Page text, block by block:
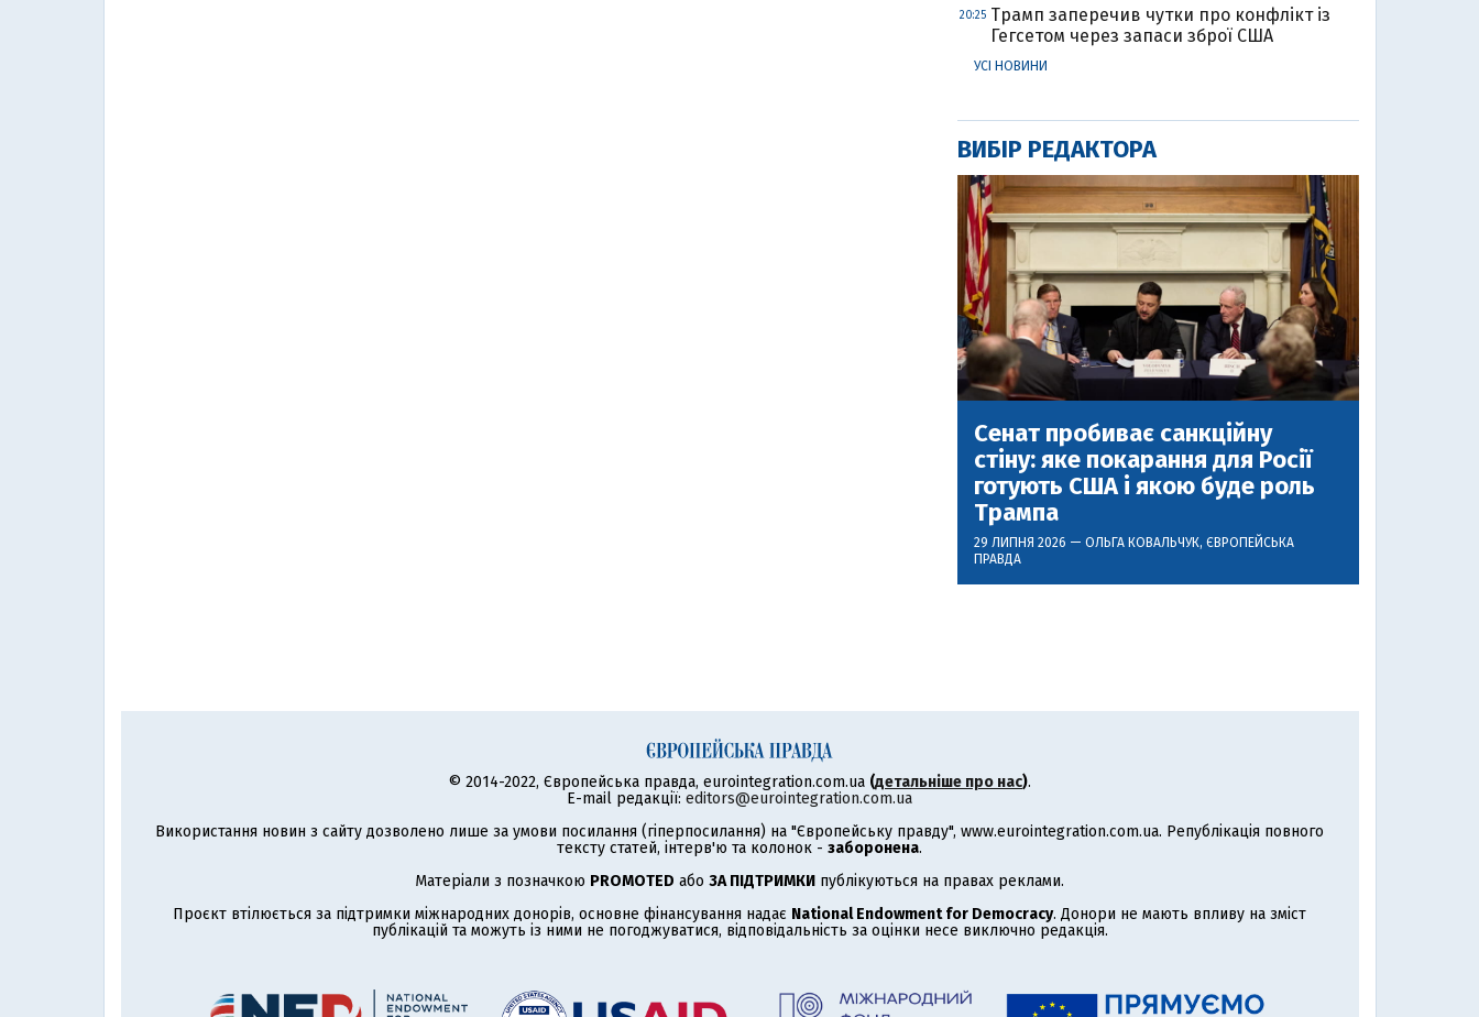
20:25 Трамп заперечив чутки про конфлікт із
Гегсетом через запаси зброї США
УСІ НОВИНИ
ВИБІР РЕДАКТОРА
Сенат пробиває санкційну
стіну: яке покарання для Росії
готують США і якою буде роль
Трампа
29 ЛИПНЯ 2026 — ОЛЬГА КОВАЛЬЧУК, ЄВРОПЕЙСЬКА
ПРАВДА
© 2014-2022, Європейська правда, eurointegration.com.ua (детальніше про нас).
E-mail редакції: editors@eurointegration.com.ua
Використання новин з сайту дозволено лише за умови посилання (гіперпосилання) на "Європейську правду", www.eurointegration.com.ua. Републікація повного
тексту статей, інтерв'ю та колонок - заборонена.
Матеріали з позначкою PROMOTED або ЗА ПІДТРИМКИ публікуються на правах реклами.
Проєкт втілюється за підтримки міжнародних донорів, основне фінансування надає National Endowment for Democracy. Донори не мають впливу на зміст
публікацій та можуть із ними не погоджуватися, відповідальність за оцінки несе виключно редакція.